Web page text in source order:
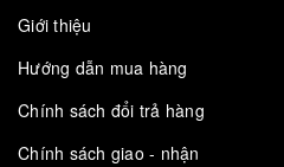
Giới thiệu
Hướng dẫn mua hàng
Chính sách đổi trả hàng
Chính sách giao - nhận